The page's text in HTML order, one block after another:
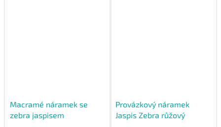
Macramé náramek se
zebra jaspisem
Provázkový náramek
Jaspis Zebra růžový